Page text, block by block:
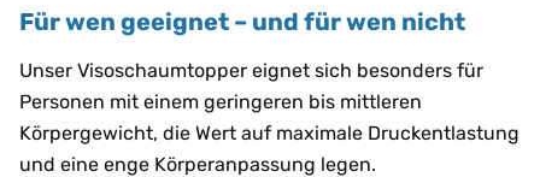
Für wen geeignet – und für wen nicht
Unser Visoschaumtopper eignet sich besonders für
Personen mit einem geringeren bis mittleren
Körpergewicht, die Wert auf maximale Druckentlastung
und eine enge Körperanpassung legen.